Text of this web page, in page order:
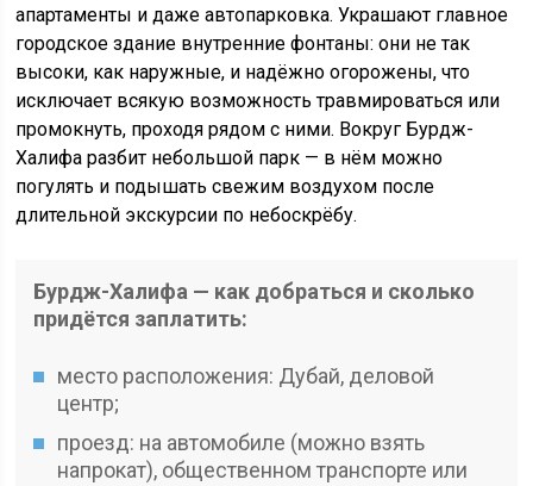
апартаменты и даже автопарковка. Украшают главное
городское здание внутренние фонтаны: они не так
высоки, как наружные, и надёжно огорожены, что
исключает всякую возможность травмироваться или
промокнуть, проходя рядом с ними. Вокруг Бурдж-
Халифа разбит небольшой парк — в нём можно
погулять и подышать свежим воздухом после
длительной экскурсии по небоскрёбу.
Бурдж-Халифа — как добраться и сколько
придётся заплатить:
место расположения: Дубай, деловой
центр;
проезд: на автомобиле (можно взять
напрокат), общественном транспорте или